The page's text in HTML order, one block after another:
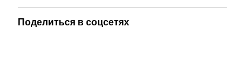
Поделиться в соцсетях